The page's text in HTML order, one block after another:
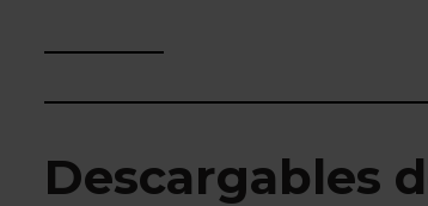
Descargables